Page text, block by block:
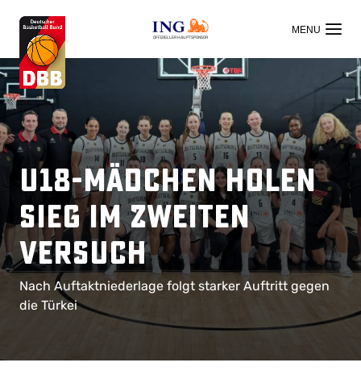
OFFIZIELLER HAUPTSPONSOR
U18-Mädchen holen
Sieg im zweiten
Versuch
Nach Auftaktniederlage folgt starker Auftritt gegen
die Türkei